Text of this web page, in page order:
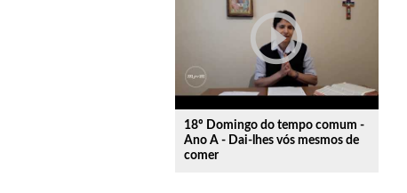
play_circle_outline
18º Domingo do tempo comum -
Ano A - Dai-lhes vós mesmos de
comer